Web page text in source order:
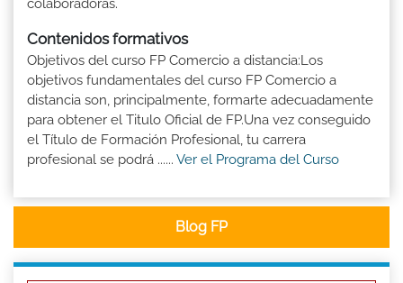
colaboradoras.
Contenidos formativos
Objetivos del curso FP Comercio a distancia:Los
objetivos fundamentales del curso FP Comercio a
distancia son, principalmente, formarte adecuadamente
para obtener el Titulo Oficial de FP.Una vez conseguido
el Título de Formación Profesional, tu carrera
profesional se podrá ...... Ver el Programa del Curso
Blog FP